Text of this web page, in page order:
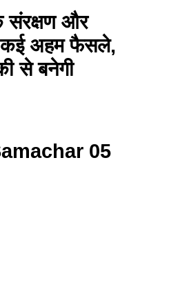
संरक्षण और
कई अहम फैसले,
से बनेगी
05